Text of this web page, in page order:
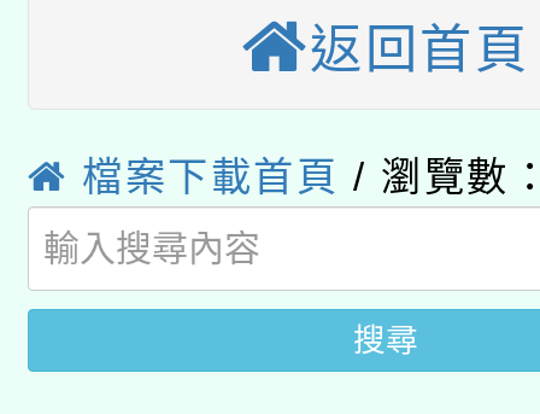
招甄選結果公告(無人
招)
適應運動共學行動站研
本館辦理115年度閱讀
暨閱讀推動專業研習
科技賦能─人工智慧
礎課程
A3數位素養講師名單
「數位內容與教學軟體
有關大陸委員會函釋公
返回首頁
檔案下載首頁 / 瀏覽數
搜尋